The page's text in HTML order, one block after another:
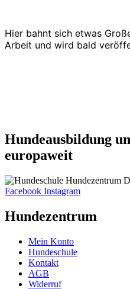
Hier bahnt sich etwas
Arbeit und wird bald
Hundeausbildung
europaweit
Facebook Instagram
Hundezentrum
Mein Konto
Hundeschule
Kontakt
AGB
Widerruf